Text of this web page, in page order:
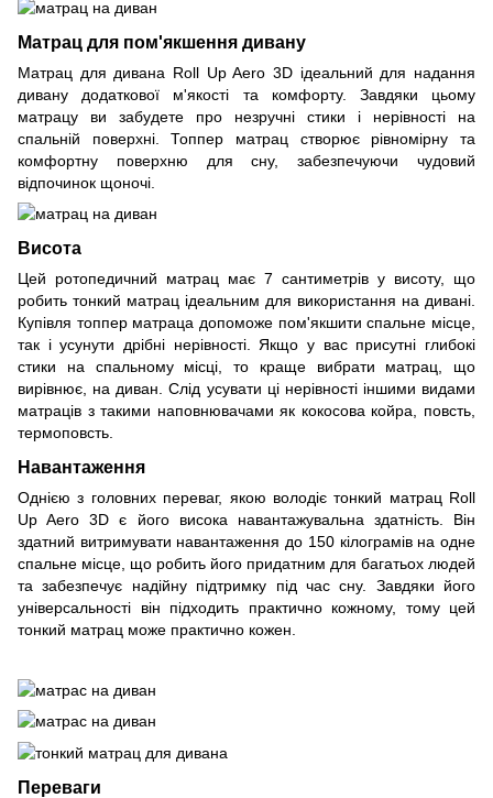
Матрац для пом'якшення дивану
Матрац для дивана Roll Up Aero 3D ідеальний для надання
дивану додаткової м'якості та комфорту. Завдяки цьому
матрацу ви забудете про незручні стики і нерівності на
спальній поверхні. Топпер матрац створює рівномірну та
комфортну поверхню для сну, забезпечуючи чудовий
відпочинок щоночі.
Висота
Цей ротопедичний матрац має 7 сантиметрів у висоту, що
робить тонкий матрац ідеальним для використання на дивані.
Купівля топпер матраца допоможе пом'якшити спальне місце,
так і усунути дрібні нерівності. Якщо у вас присутні глибокі
стики на спальному місці, то краще вибрати матрац, що
вирівнює, на диван. Слід усувати ці нерівності іншими видами
матраців з такими наповнювачами як кокосова койра, повсть,
термоповсть.
Навантаження
Однією з головних переваг, якою володіє тонкий матрац Roll
Up Aero 3D є його висока навантажувальна здатність. Він
здатний витримувати навантаження до 150 кілограмів на одне
спальне місце, що робить його придатним для багатьох людей
та забезпечує надійну підтримку під час сну. Завдяки його
універсальності він підходить практично кожному, тому цей
тонкий матрац може практично кожен.
Переваги